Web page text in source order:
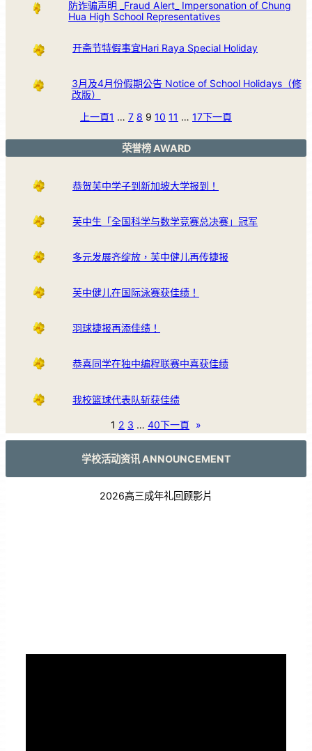
防诈骗声明 _Fraud Alert_ Impersonation of Chung
Hua High School Representatives
开斋节特假事宜Hari Raya Special Holiday
3月及4月份假期公告 Notice of School Holidays（修
改版）
上一頁1 … 7 8 9 10 11 … 17下一頁
荣誉榜 AWARD
恭贺芙中学子到新加坡大学报到！
芙中生「全国科学与数学竞赛总决赛」冠军
多元发展齐绽放，芙中健儿再传捷报
芙中健儿在国际泳赛获佳绩！
羽球捷报再添佳绩！
恭喜同学在独中编程联赛中喜获佳绩
我校篮球代表队斩获佳绩
1 2 3 … 40下一頁 »
学校活动资讯 ANNOUNCEMENT
2026高三成年礼回顾影片